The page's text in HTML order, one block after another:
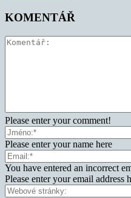
KOMENTÁŘ
Please enter your comment!
Please enter your name here
You have entered an incorrect
Please enter your email address